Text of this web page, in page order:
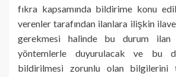
fıkra kapsamında bildirime konu
verenler tarafından ilanlara ilişkin
gerekmesi halinde bu durum ilan
yöntemlerle duyurulacak ve bu
bildirilmesi zorunlu olan bilgilerini